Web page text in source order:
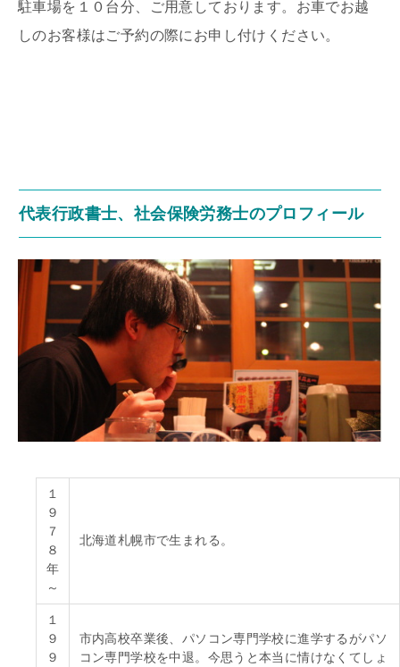
駐車場を１０台分、ご用意しております。お車でお越
しのお客様はご予約の際にお申し付けください。
代表行政書士、社会保険労務士のプロフィール
１
９
７
８
年
～
北海道札幌市で生まれる。
１
９
９
市内高校卒業後、パソコン専門学校に進学するがパソ
コン専門学校を中退。今思うと本当に情けなくてしょ